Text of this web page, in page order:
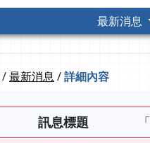
最新消息
/最新消息 /詳細內容
訊息標題